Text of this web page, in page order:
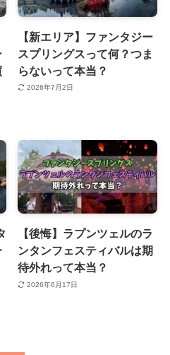
【新エリア】ファンタジー
スプリングスって何？つま
らないって本当？
2026年7月2日
【後悔】ラプンツェルのラ
ンタンフェスティバルは期
待外れって本当？
2026年6月17日